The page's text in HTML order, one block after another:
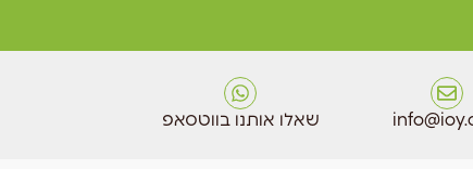
שאלו אותנו בווטסאפ